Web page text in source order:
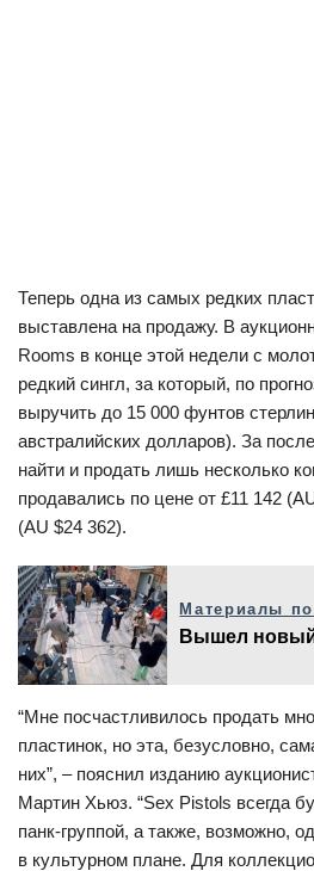
Теперь одна из самых редких
выставлена на продажу. В
Rooms в конце этой недели с
редкий сингл, за который, по
выручить до 15 000 фунтов
австралийских долларов). За
найти и продать лишь несколько
продавались по цене от £11 142
(AU $24 362).
Материалы
Вышел новый
“Мне посчастливилось продать
пластинок, но эта, безусловно,
них”, – пояснил изданию
Мартин Хьюз. “Sex Pistols всегда
панк-группой, а также, возможно,
в культурном плане. Для